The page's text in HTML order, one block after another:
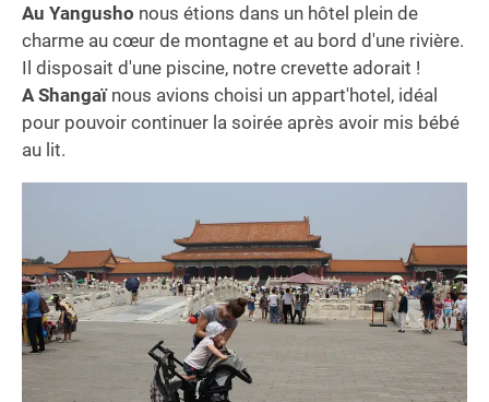
Au Yangusho nous étions dans un hôtel plein de
charme au cœur de montagne et au bord d'une rivière.
Il disposait d'une piscine, notre crevette adorait !
A Shangaïnous avions choisi un appart'hotel, idéal
pour pouvoir continuer la soirée après avoir mis bébé
au lit.